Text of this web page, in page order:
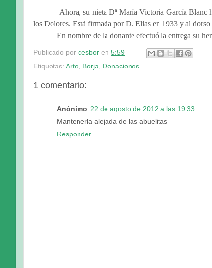
Ahora, su nieta Dª María Victoria García Blanc
los Dolores. Está firmada por D. Elías en 1933 y al
En nombre de la donante efectuó la entrega su
Publicado por cesbor en 5:59
Etiquetas: Arte Borja Donaciones
1 comentario:
Anónimo 22 de agosto de 2012 a las 19:33
Mantenerla alejada de las abuelitas
Responder